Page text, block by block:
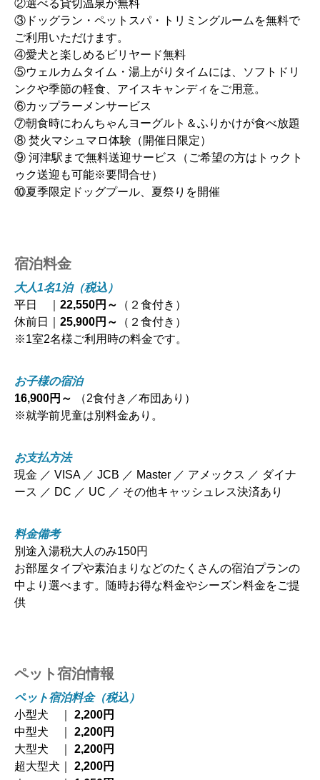
②選べる貸切温泉が無料
③ドッグラン・ペットスパ・トリミングルームを無料で
ご利用いただけます。
④愛犬と楽しめるビリヤード無料
⑤ウェルカムタイム・湯上がりタイムには、ソフトドリ
ンクや季節の軽食、アイスキャンディをご用意。
⑥カップラーメンサービス
⑦朝食時にわんちゃんヨーグルト＆ふりかけが食べ放題
⑧ 焚火マシュマロ体験（開催日限定）
⑨ 河津駅まで無料送迎サービス（ご希望の方はトゥクト
ゥク送迎も可能※要問合せ）
⑩夏季限定ドッグプール、夏祭りを開催
宿泊料金
大人1名1泊（税込）
平日 ｜ 22,550円～
（２食付き）
休前日｜ 25,900円～
（２食付き）
※1室2名様ご利用時の料金です。
お子様の宿泊
16,900円～
（2食付き／布団あり）
※就学前児童は別料金あり。
お支払方法
現金 ／ VISA ／ JCB ／ Master ／ アメックス ／ ダイナ
ース ／ DC ／ UC ／ その他キャッシュレス決済あり
料金備考
別途入湯税大人のみ150円
お部屋タイプや素泊まりなどのたくさんの宿泊プランの
中より選べます。随時お得な料金やシーズン料金をご提
供
ペット宿泊情報
ペット宿泊料金（税込）
小型犬 ｜ 2,200円
中型犬 ｜ 2,200円
大型犬 ｜ 2,200円
超大型犬｜ 2,200円